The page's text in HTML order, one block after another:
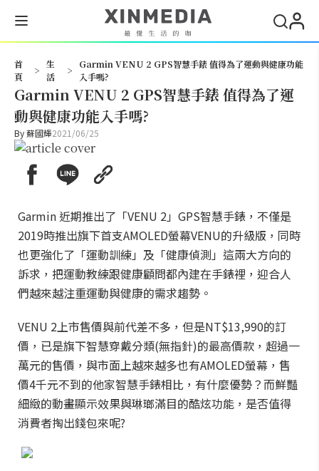
首
頁
>
生
活
>
Garmin VENU 2 GPS智慧手錶 值得為了運動與健康功能
入手嗎?
Garmin VENU 2 GPS智慧手錶 值得為了運
動與健康功能入手嗎?
By蘇國輝2021/06/25
Garmin 近期推出了「VENU 2」GPS智慧手錶，不僅是
2019時推出旗下首支AMOLED螢幕VENU的升級版，同時
也更強化了「運動訓練」及「健康偵測」這兩大方向的
訴求，把運動教練跟健康顧問都內建在手錶裡，迎合人
們越來越注重運動與健康的需求趨勢。
VENU 2上市售價與前代差不多，但是NT$13,990的訂
價，已是旗下智慧穿戴分類(無指針)的最高價款，超過一
萬元的售價，與市面上越來越多也有AMOLED螢幕，售
價4千元不到的他家智慧手錶相比，有什麼優勢？而鮮豔
細緻的動畫顯示效果與琳瑯滿目的酷炫功能，是否值得
消費者掏出錢包來呢?